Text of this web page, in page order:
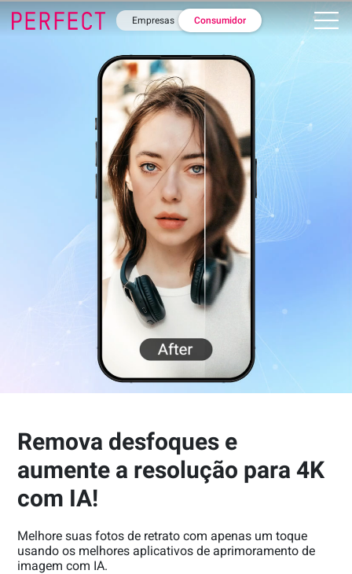
Empresas Consumidor
Remova desfoques e
aumente a resolução para 4K
com IA!
Melhore suas fotos de retrato com apenas um toque
usando os melhores aplicativos de aprimoramento de
imagem com IA.